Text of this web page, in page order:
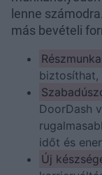
lenne
más bevételi
biztosíthat,
DoorDash
időt és
Új